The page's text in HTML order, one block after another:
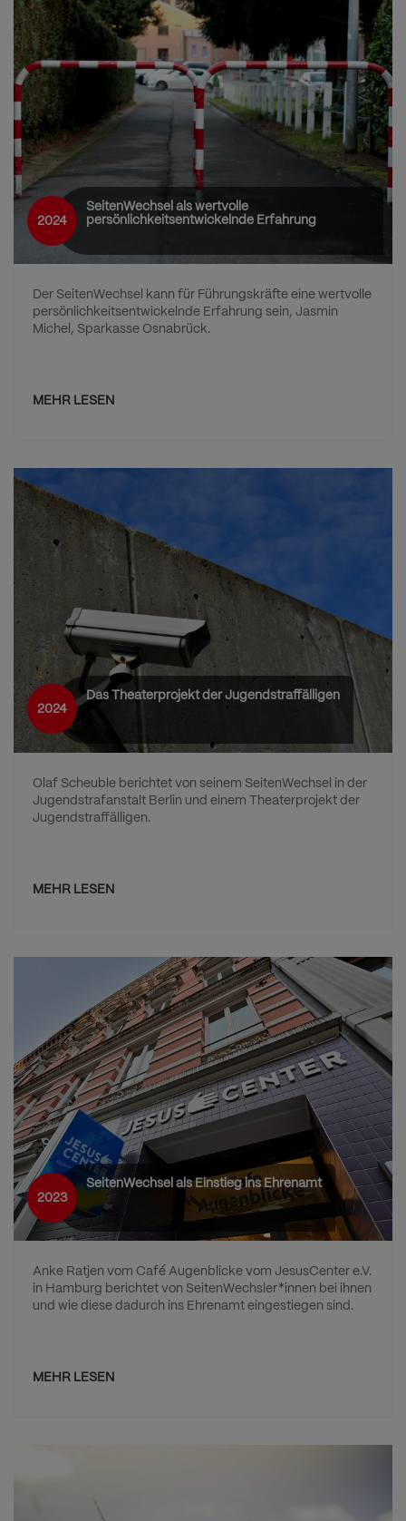
2024
SeitenWechsel als wertvolle
persönlichkeitsentwickelnde Erfahrung
Der SeitenWechsel kann für Führungskräfte eine wertvolle
persönlichkeitsentwickelnde Erfahrung sein, Jasmin
Michel, Sparkasse Osnabrück.
MEHR LESEN
2024
Das Theaterprojekt der Jugendstraffälligen
Olaf Scheuble berichtet von seinem SeitenWechsel in der
Jugendstrafanstalt Berlin und einem Theaterprojekt der
Jugendstraffälligen.
MEHR LESEN
2023
SeitenWechsel als Einstieg ins Ehrenamt
Anke Ratjen vom Café Augenblicke vom JesusCenter e.V.
in Hamburg berichtet von SeitenWechsler*innen bei ihnen
und wie diese dadurch ins Ehrenamt eingestiegen sind.
MEHR LESEN